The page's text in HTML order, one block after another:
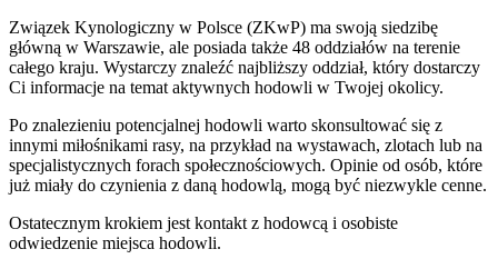
Związek Kynologiczny w Polsce (ZKwP) ma swoją siedzibę
główną w Warszawie, ale posiada także 48 oddziałów na terenie
całego kraju. Wystarczy znaleźć najbliższy oddział, który dostarczy
Ci informacje na temat aktywnych hodowli w Twojej okolicy.
Po znalezieniu potencjalnej hodowli warto skonsultować się z
innymi miłośnikami rasy, na przykład na wystawach, zlotach lub na
specjalistycznych forach społecznościowych. Opinie od osób, które
już miały do czynienia z daną hodowlą, mogą być niezwykle cenne.
Ostatecznym krokiem jest kontakt z hodowcą i osobiste
odwiedzenie miejsca hodowli.